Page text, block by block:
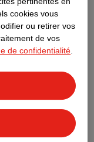
Pauvres En
.
99
cookies vous
ou retirer vos
de vos
de confidentialité